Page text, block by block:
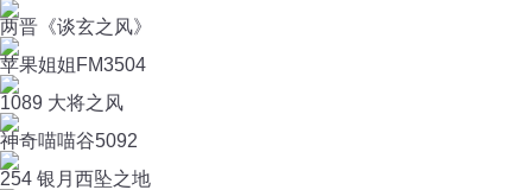
两晋《谈玄之风》
苹果姐姐FM3504
1089 大将之风
神奇喵喵谷5092
254 银月西坠之地